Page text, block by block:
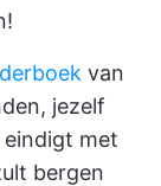
van
jezelf
met
bergen